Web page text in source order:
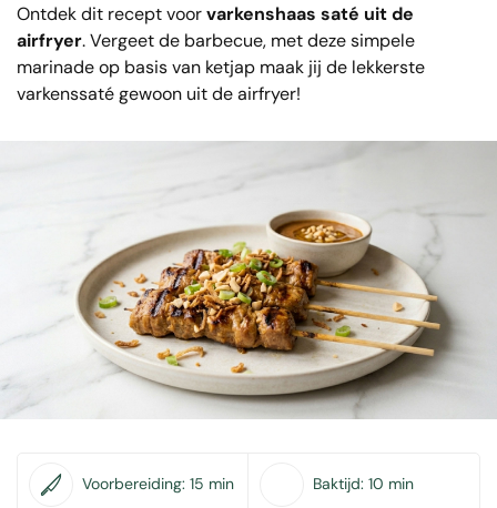
Ontdek dit recept voorvarkenshaas saté uit de
airfryer. Vergeet de barbecue, met deze simpele
marinade op basis van ketjap maak jij de lekkerste
varkenssaté gewoon uit de airfryer!
Voorbereiding: 15 min Baktijd: 10 min